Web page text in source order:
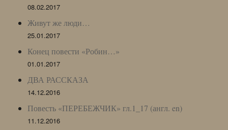
08.02.2017
Живут же люди…
25.01.2017
Конец повести «Робин…»
01.01.2017
ДВА РАССКАЗА
14.12.2016
Повесть «ПЕРЕБЕЖЧИК» гл.1_17 (англ. en)
11.12.2016